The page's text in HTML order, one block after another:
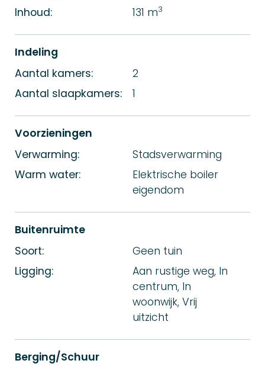
Inhoud: 131 m3
Indeling
Aantal kamers:
2
Aantal slaapkamers:
1
Voorzieningen
Verwarming:
Stadsverwarming
Warm water:
Elektrische boiler
eigendom
Buitenruimte
Soort:
Geen tuin
Ligging:
Aan rustige weg, In
centrum, In
woonwijk, Vrij
uitzicht
Berging/Schuur